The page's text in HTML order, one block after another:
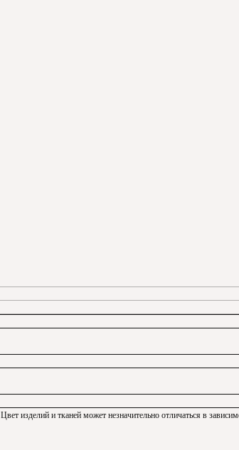
изделий и тканей может незначительно отличаться в